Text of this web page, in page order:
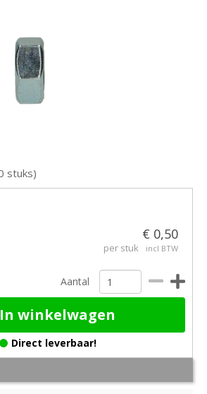
stuks)
€ 0,50
per stuk incl BTW
Aantal
In winkelwagen
Direct leverbaar!